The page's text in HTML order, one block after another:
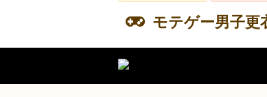
モテゲー男子更